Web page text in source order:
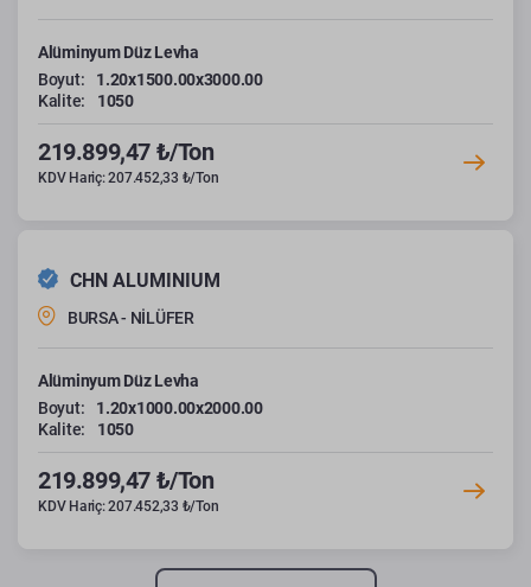
Alüminyum Düz Levha
Boyut:
1.20x1500.00x3000.00
Kalite:
1050
219.899,47 ₺/Ton
KDV Hariç: 207.452,33 ₺/Ton
CHN ALUMINIUM
BURSA - NİLÜFER
Alüminyum Düz Levha
Boyut:
1.20x1000.00x2000.00
Kalite:
1050
219.899,47 ₺/Ton
KDV Hariç: 207.452,33 ₺/Ton